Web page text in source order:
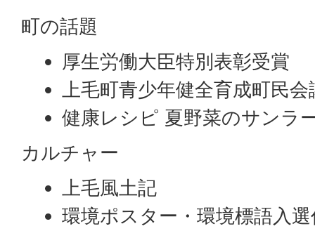
町の話題
厚生労働大臣特別表彰受賞
上毛町青少年健全育成町民
健康レシピ 夏野菜のサンラ
カルチャー
上毛風土記
環境ポスター・環境標語入